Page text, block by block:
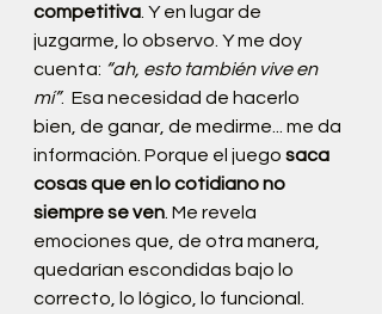
competitiva . Y en lugar de
juzgarme, lo observo. Y me doy
cuenta: “ah, esto también vive en
mí”.  Esa necesidad de hacerlo
bien, de ganar, de medirme... me da
información. Porque el juego saca
cosas que en lo cotidiano no
siempre se ven . Me revela
emociones que, de otra manera,
quedarían escondidas bajo lo
correcto, lo lógico, lo funcional.